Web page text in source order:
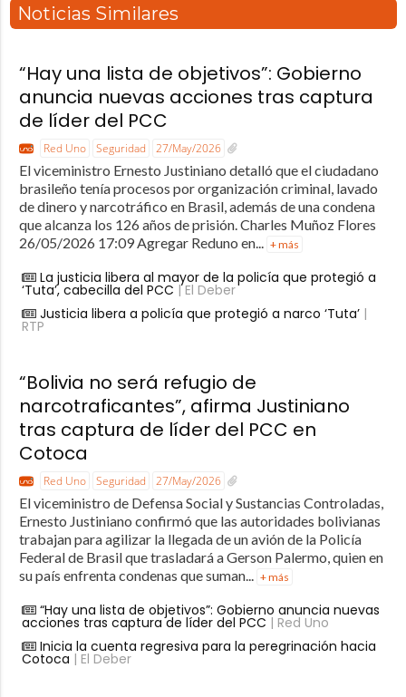
Noticias Similares
“Hay una lista de objetivos”: Gobierno
anuncia nuevas acciones tras captura
de líder del PCC
Red Uno Seguridad 27/May/2026
El viceministro Ernesto Justiniano detalló que el ciudadano
brasileño tenía procesos por organización criminal, lavado
de dinero y narcotráfico en Brasil, además de una condena
que alcanza los 126 años de prisión. Charles Muñoz Flores
26/05/2026 17:09 Agregar Reduno en... + más
La justicia libera al mayor de la policía que protegió a
‘Tuta’, cabecilla del PCC | El Deber
Justicia libera a policía que protegió a narco ‘Tuta’|
RTP
“Bolivia no será refugio de
narcotraficantes”, afirma Justiniano
tras captura de líder del PCC en
Cotoca
Red Uno Seguridad 27/May/2026
El viceministro de Defensa Social y Sustancias Controladas,
Ernesto Justiniano confirmó que las autoridades bolivianas
trabajan para agilizar la llegada de un avión de la Policía
Federal de Brasil que trasladará a Gerson Palermo, quien en
su país enfrenta condenas que suman...
+ más
“Hay una lista de objetivos”: Gobierno anuncia nuevas
acciones tras captura de líder del PCC | Red Uno
Inicia la cuenta regresiva para la peregrinación hacia
Cotoca | El Deber